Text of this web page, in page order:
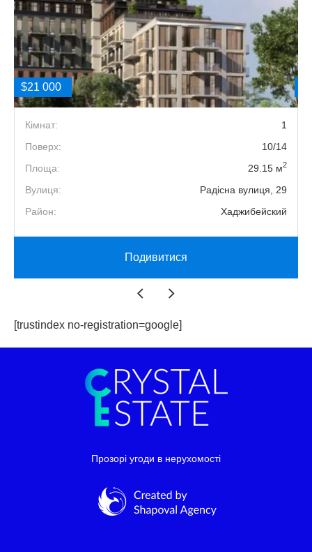
$21 000
Кімнат:
1
Поверх:
10/14
Площа:
29.15 м2
Вулиця:
Радісна вулиця, 29
Район:
Хаджибейский
Подивитися
[trustindex no-registration=google]
Прозорі угоди в нерухомості